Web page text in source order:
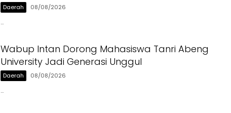
Daerah 08/08/2026
…
Wabup Intan Dorong Mahasiswa Tanri Abeng
University Jadi Generasi Unggul
Daerah 08/08/2026
…